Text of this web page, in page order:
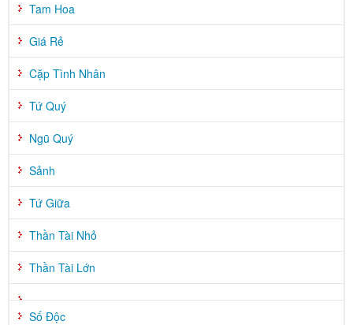
Tam Hoa
Giá Rẻ
Cặp Tình Nhân
Tứ Quý
Ngũ Quý
Sảnh
Tứ Giữa
Thần Tài Nhỏ
Thần Tài Lớn
Số Độc